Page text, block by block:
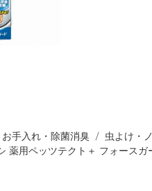
お手入れ・除菌消臭
虫よけ・
薬用ペッツテクト＋ フォースガ